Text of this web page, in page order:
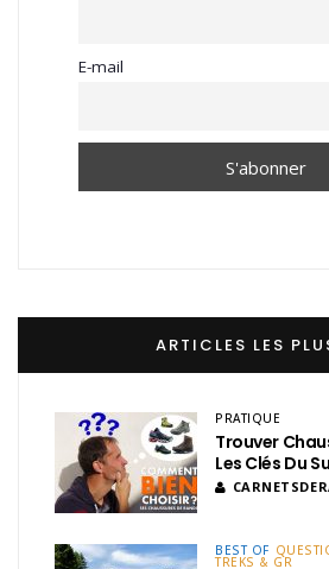
E-mail
ARTICLES LES
PRATIQUE
Trouver
Les Clés Du
BEST OF
TREKS & GR